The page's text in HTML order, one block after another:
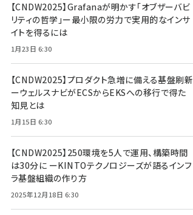
【CNDW2025】Grafanaが明かす「オブザーバビ
リティの哲学」ー最小限の労力で実用的なインサ
イトを得るには
1月23日 6:30
【CNDW2025】プロダクト急増に備える基盤刷新
ーウェルスナビがECSからEKSへの移行で得た
知見とは
1月15日 6:30
【CNDW2025】250環境を5人で運用、構築時間
は30分に ーKINTOテクノロジーズが語るインフ
ラ基盤組織の作り方
2025年12月18日 6:30